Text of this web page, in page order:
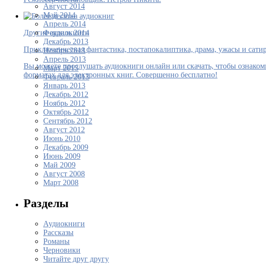
Другие аудиокниги
Приключенческая фантастика, постапокалиптика, драма, ужасы и
Вы можете прослушать аудиокниги онлайн или скачать, чтобы
форматах для электронных книг. Совершенно бесплатно!
Август 2014
Май 2014
Апрель 2014
Февраль 2014
Декабрь 2013
Ноябрь 2013
Апрель 2013
Март 2013
Февраль 2013
Январь 2013
Декабрь 2012
Ноябрь 2012
Октябрь 2012
Сентябрь 2012
Август 2012
Июнь 2010
Декабрь 2009
Июнь 2009
Май 2009
Август 2008
Март 2008
Разделы
Аудиокниги
Рассказы
Романы
Черновики
Читайте друг другу